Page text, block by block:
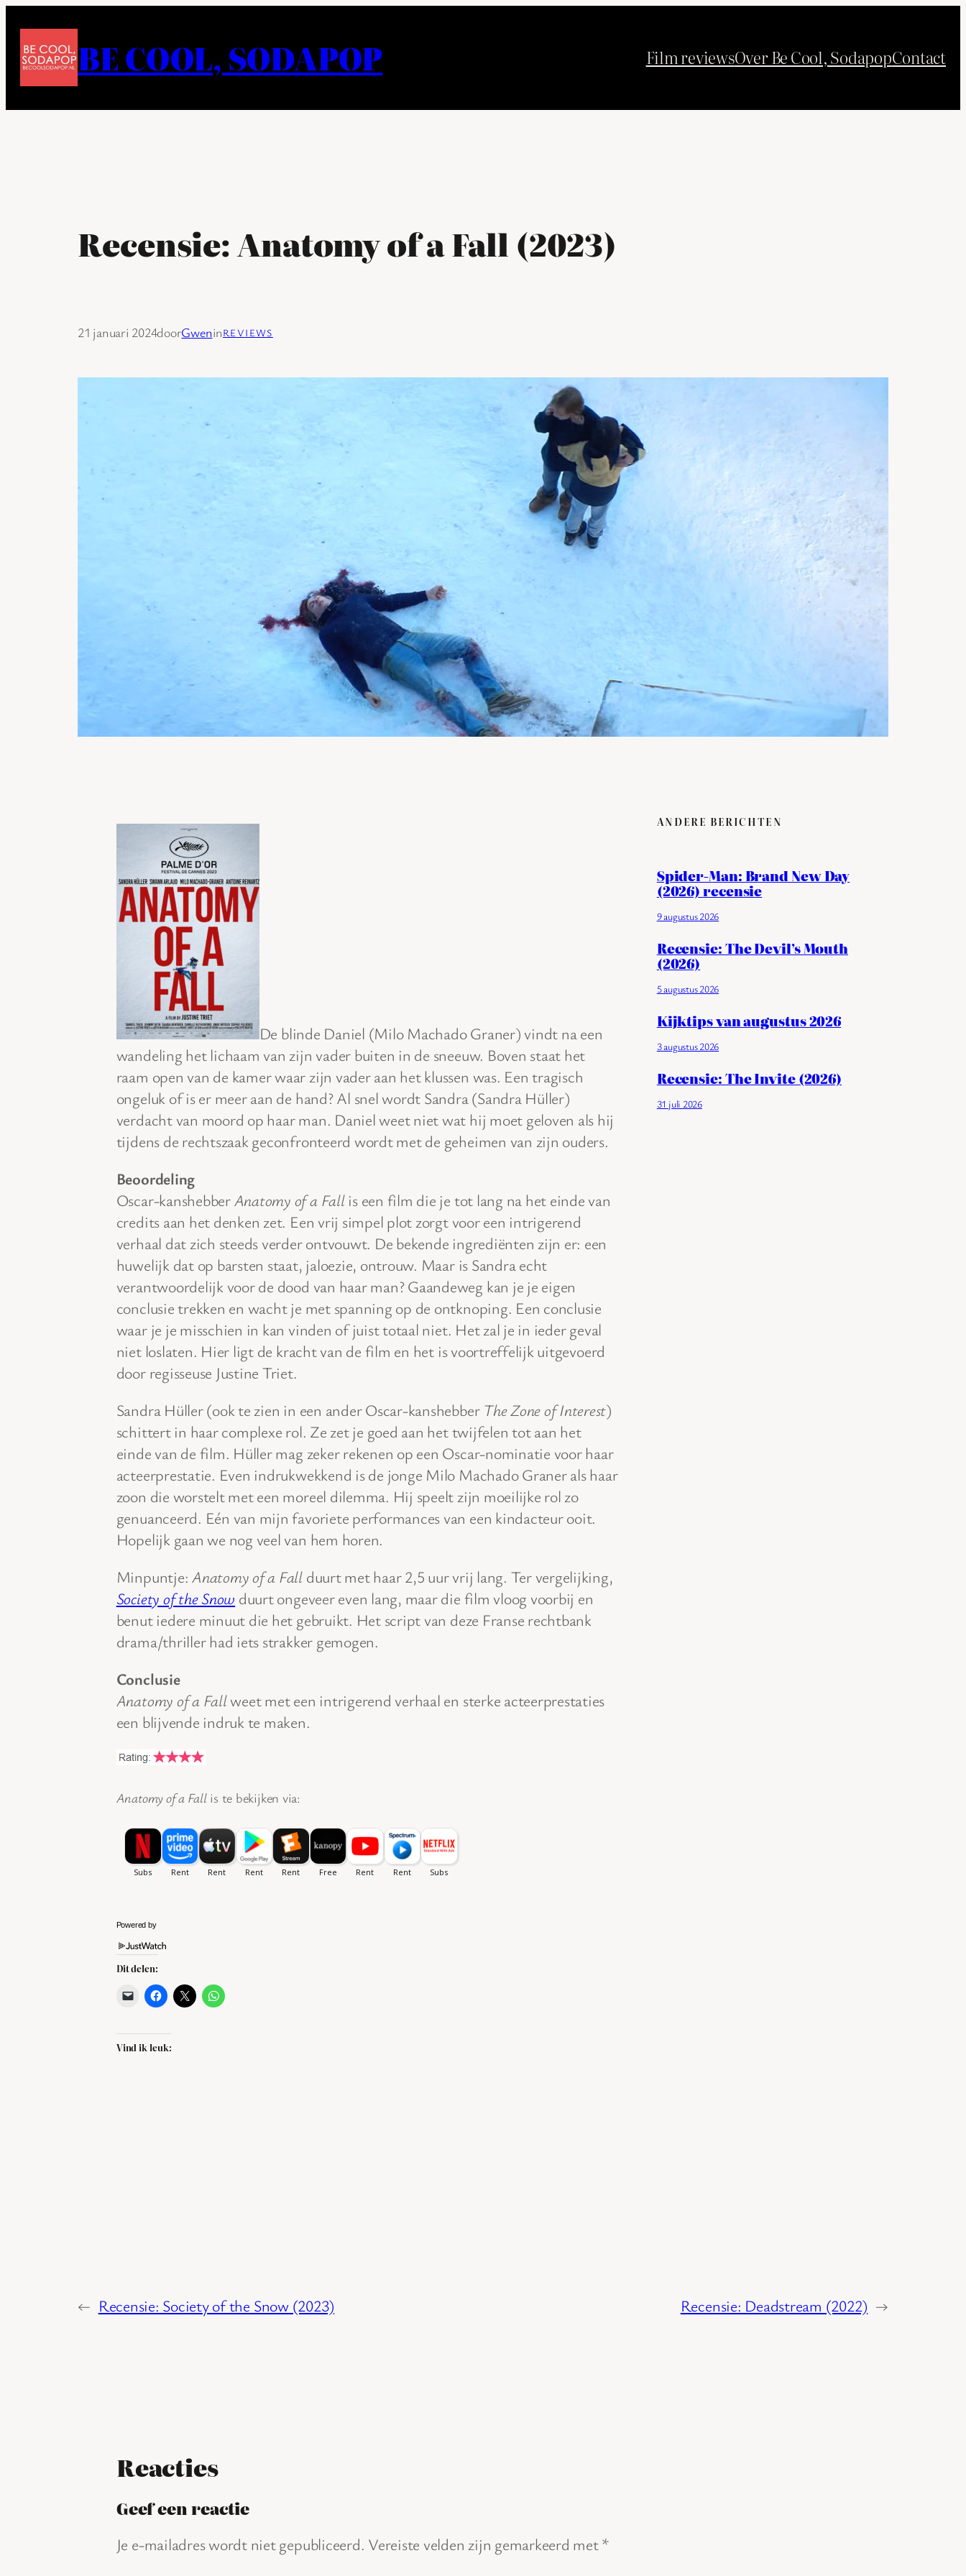
de
BE COOL, SODAPOP Film reviewsOver Be Cool, SodapopContact
Recensie: Anatomy of a Fall (2023)
21 januari 2024doorGweninREVIEWS
De blinde Daniel (Milo Machado Graner) vindt na een
wandeling het lichaam van zijn vader buiten in de sneeuw. Boven staat het
raam open van de kamer waar zijn vader aan het klussen was. Een tragisch
ongeluk of is er meer aan de hand? Al snel wordt Sandra (Sandra Hüller)
verdacht van moord op haar man. Daniel weet niet wat hij moet geloven als hij
tijdens de rechtszaak geconfronteerd wordt met de geheimen van zijn ouders.
Beoordeling
Oscar-kanshebberAnatomy of a Fallis een film die je tot lang na het einde van
credits aan het denken zet. Een vrij simpel plot zorgt voor een intrigerend
verhaal dat zich steeds verder ontvouwt. De bekende ingrediënten zijn er: een
huwelijk dat op barsten staat, jaloezie, ontrouw. Maar is Sandra echt
verantwoordelijk voor de dood van haar man? Gaandeweg kan je je eigen
conclusie trekken en wacht je met spanning op de ontknoping. Een conclusie
waar je je misschien in kan vinden of juist totaal niet. Het zal je in ieder geval
niet loslaten. Hier ligt de kracht van de film en het is voortreffelijk uitgevoerd
door regisseuse Justine Triet.
Sandra Hüller (ook te zien in een ander Oscar-kanshebber The Zone of Interest)
schittert in haar complexe rol. Ze zet je goed aan het twijfelen tot aan het
einde van de film. Hüller mag zeker rekenen op een Oscar-nominatie voor haar
acteerprestatie. Even indrukwekkend is de jonge Milo Machado Graner als haar
zoon die worstelt met een moreel dilemma. Hij speelt zijn moeilijke rol zo
genuanceerd. Eén van mijn favoriete performances van een kindacteur ooit.
Hopelijk gaan we nog veel van hem horen.
Minpuntje:Anatomy of a Fall duurt met haar 2,5 uur vrij lang. Ter vergelijking,
Society of the Snow duurt ongeveer even lang, maar die film vloog voorbij en
benut iedere minuut die het gebruikt. Het script van deze Franse rechtbank
drama/thriller had iets strakker gemogen.
Conclusie
Anatomy of a Fallweet met een intrigerend verhaal en sterke acteerprestaties
een blijvende indruk te maken.
Anatomy of a Fallis te bekijken via:
Powered by
Dit delen:
Vind ik leuk:
ANDERE BERICHTEN
Spider-Man: Brand New Day
(2026) recensie
9 augustus 2026
Recensie: The Devil’s Mouth
(2026)
5 augustus 2026
Kijktips van augustus 2026
3 augustus 2026
Recensie: The Invite (2026)
31 juli 2026
← Recensie: Society of the Snow (2023) Recensie: Deadstream (2022) →
Reacties
Geef een reactie
Je e-mailadres wordt niet gepubliceerd. Vereiste velden zijn gemarkeerd met*